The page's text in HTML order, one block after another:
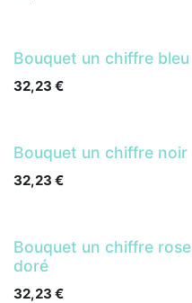
Bouquet un chiffre bleu
32,23 €
Bouquet un chiffre noir
32,23 €
Bouquet un chiffre rose
doré
32,23 €